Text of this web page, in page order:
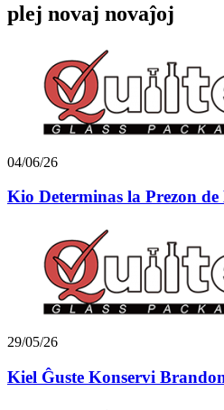
plej novaj novaĵoj
04/06/26
Kio Determinas la Prezon
29/05/26
Kiel Ĝuste Konservi